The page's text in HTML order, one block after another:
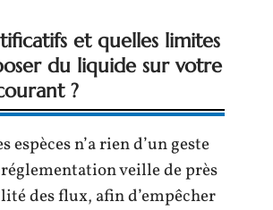
et quelles limites
du liquide sur votre
?
espèces n’a rien d’un geste
veille de près
des flux, afin d’empêcher